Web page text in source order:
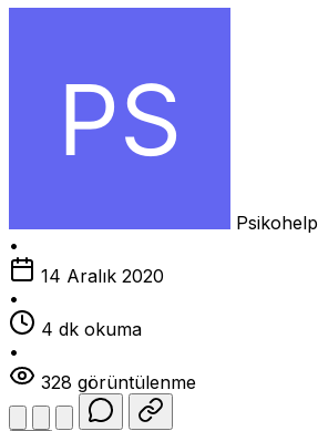
Psikohelp
•
14 Aralık 2020
•
4 dk okuma
•
328 görüntülenme